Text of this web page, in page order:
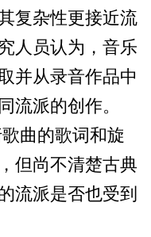
复杂性更接近流
人员认为，音乐
并从录音作品中
流派的创作。
曲的歌词和旋
但尚不清楚古典
流派是否也受到